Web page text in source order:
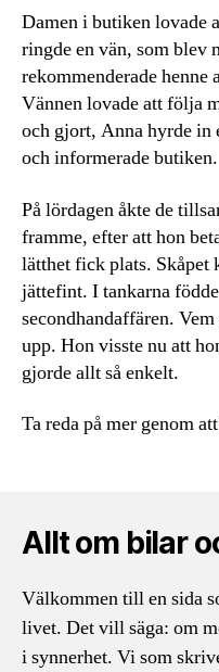
Damen i butiken lovade
ringde en vän, som blev
rekommenderade
Vännen lovade att följa
och gjort, Anna hyrde
och informerade butiken.
På lördagen åkte de
framme, efter att hon
lätthet fick plats. Skåpet
jättefint. I tankarna
secondhandaffären.
upp. Hon visste nu att
gjorde allt så enkelt.
Ta reda på mer genom
Allt om bilar
Välkommen till en sida
livet. Det vill säga: om
i synnerhet. Vi som